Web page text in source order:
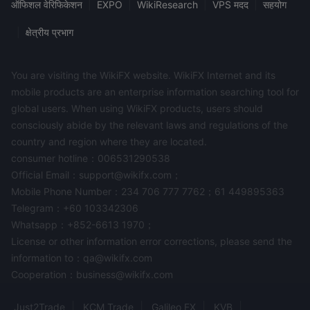
Global इन लाल झंडों के कारण.
बिटकॉइन (बीटीसी):BTCC Globalअग्रणी और व्यापक रूप से मान्यता प्राप्त
क्रिप्टोकरेंसी बिटकॉइन का व्यापार करने का अवसर प्रदान करता है।
ईथर (ईटीएच): एथेरियम नेटवर्क की मूल क्रिप्टोकरेंसी ईथर भी ट्रेडिंग के लिए
टोकनयुक्त वस्तुएँ:वास्तविक दुनिया की वस्तुओं के टोकन संस्करण सुलभ हैं, जैसे
टोकनयुक्त स्टॉक: BTCC Globalटोकनयुक्त स्टॉक के व्यापार की पेशकश करता
है, जिससे निवेशकों को टेस्ला (tslausdt), अमेज़न (amznusdt), और
Microsoft (msftusdt) जैसी कंपनियों का प्रतिनिधित्व करने वाले डिजिटल
टोकन के माध्यम से शेयर बाजारों से जुड़ने की अनुमति मिलती है।
ब्लॉकचेन:क्रिप्टोकरेंसी के अलावा, प्लेटफ़ॉर्म एथेरियम (ETHUSDT) और मोनेरो
DEFI (विकेंद्रीकृत वित्त):विकेन्द्रीकृत वित्त क्षेत्र का प्रतिनिधित्व
ऑफिशल वेरिफिकेशन EXPO WikiResearch VPS मदद सहयोग
क्षेत्रीय प्रभाग
You are visiting the WikiFX website. WikiFX Internet and its
mobile products are an enterprise information searching tool for
global users. When using WikiFX products, users should
consciously abide by the relevant laws and regulations of the
country and region where they are located.
consumer hotline：006531290538
Official Email：support@wikifx.com；
Mobile Phone Number：234 706 777 7762；61 449895363
Telegram：+60 103342306
Whatsapp：+852-6613 1970；
License or other information error corrections, please send the
information to：qa@wikifx.com
Cooperation：business@wikifx.com
Just2Trade KCM Trade Galileo FX KVB